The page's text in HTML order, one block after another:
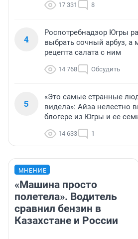
17 331 8
4
Роспотребнадзор Югры
выбрать сочный арбуз, а
рецепта салата с ним
14 768 Обсудить
5
«Это самые странные
видела»: Айза нелестно
блогере из Югры и ее
14 633 1
МНЕНИЕ
«Машина просто
полетела». Водитель
сравнил бензин в
Казахстане и России